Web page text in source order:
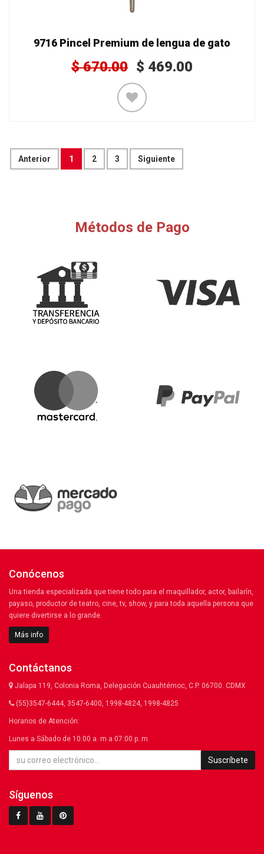
9716 Pincel Premium de lengua de gato
$670.00 $ 469.00
Anterior 1 2 3 Siguiente
Métodos de Pago
Conócenos
Una tienda especializada que tiene todo para el maquillador, actor, bailarín,
payaso, productor de teatro, cine, tv, show, y para toda aquella persona que
quiere divertirse a lo grande.
Más info
Contáctanos
Jalapa 119, Colonia Roma, Delegación Cuauhtémoc, C.P. 06700. CDMX
(55)3547-6444, 3547-6400, 1998-4824, 1998-4825
Horarios de Atención:
Lunes a Sábado de 10:00 a. m a 07:00 p. m.
Suscríbete
Síguenos